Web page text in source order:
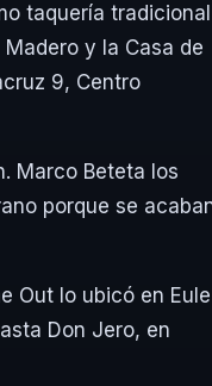
taquería
y la Casa de
9, Centro
Marco Beteta los
porque se
Out lo ubicó en
Don Jero, en